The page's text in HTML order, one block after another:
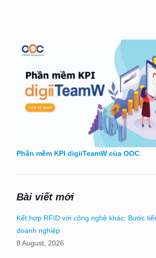
Phần mềm KPI digiiTeamW của OOC
Bài viết mới
Kết hợp RFID với công nghệ khác: Bước
doanh nghiệp
8 August, 2026